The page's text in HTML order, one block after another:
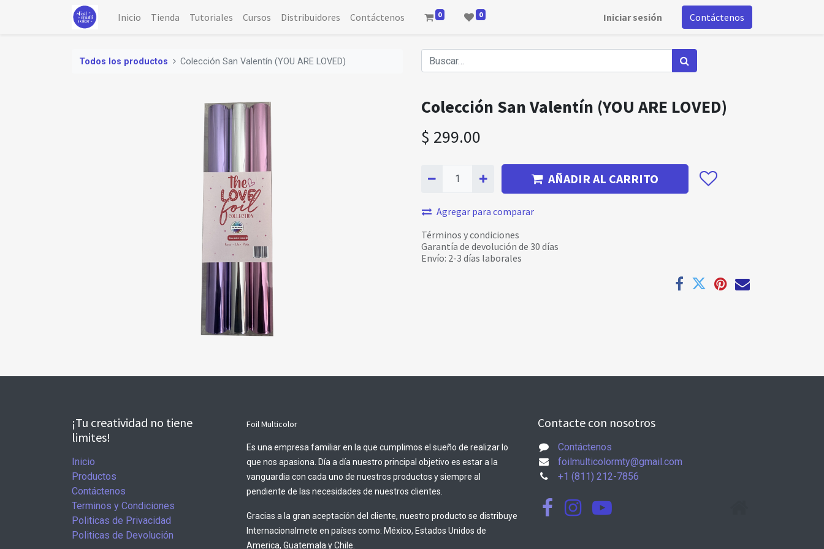
Inicio Tienda Tutoriales Cursos Distribuidores Contáctenos 0 0 Iniciar sesión Contáctenos
Todos los productos Colección San Valentín (YOU ARE LOVED)
Colección San Valentín (YOU ARE LOVED)
$ 299.00
AÑADIR AL CARRITO
Agregar para comparar
Términos y condiciones
Garantía de devolución de 30 días
Envío: 2-3 días laborales
¡Tu creatividad no tiene
limites!
Inicio
Productos
Contáctenos
Terminos y Condiciones
Politicas de Privacidad
Politicas de Devolución
Foil Multicolor
Es una empresa familiar en la que cumplimos el sueño de realizar lo
que nos apasiona. Día a día nuestro principal objetivo es estar a la
vanguardia con cada uno de nuestros productos y siempre al
pendiente de las necesidades de nuestros clientes.
Gracias a la gran aceptación del cliente, nuestro producto se distribuye
Internacionalmete en países como: México, Estados Unidos de
America, Guatemala y Chile.
Contacte con nosotros
Contáctenos
foilmulticolormty@gmail.com
+1 (811) 212-7856